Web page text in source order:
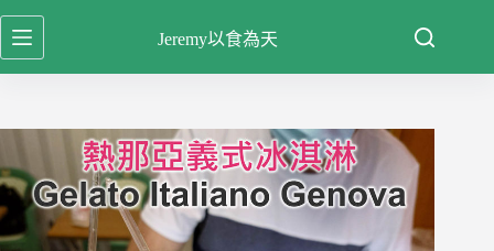
跳
至
Jeremy以食為天